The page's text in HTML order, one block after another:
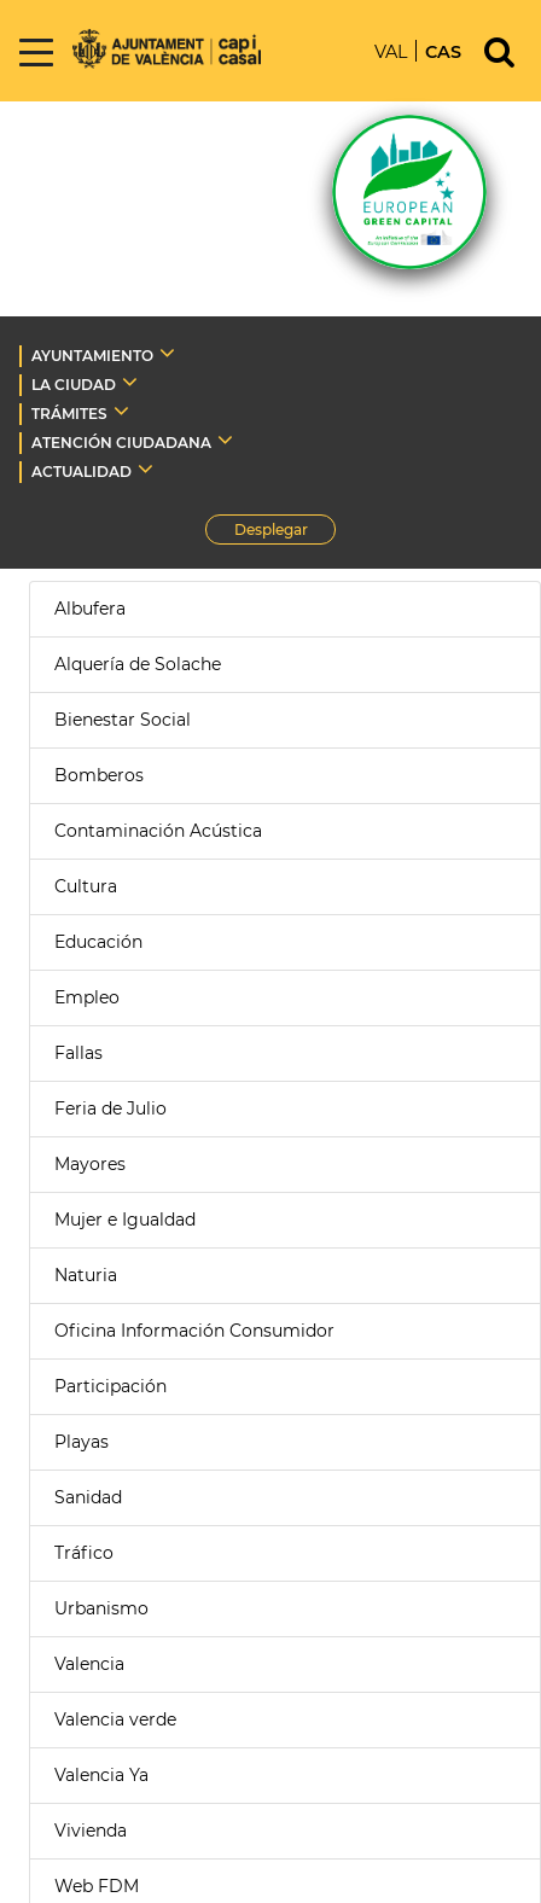
VAL CAS
AYUNTAMIENTO
LA CIUDAD
TRÁMITES
ATENCIÓN CIUDADANA
ACTUALIDAD
Desplegar
Albufera
Alquería de Solache
Bienestar Social
Bomberos
Contaminación Acústica
Cultura
Educación
Empleo
Fallas
Feria de Julio
Mayores
Mujer e Igualdad
Naturia
Oficina Información Consumidor
Participación
Playas
Sanidad
Tráfico
Urbanismo
Valencia
Valencia verde
Valencia Ya
Vivienda
Web FDM